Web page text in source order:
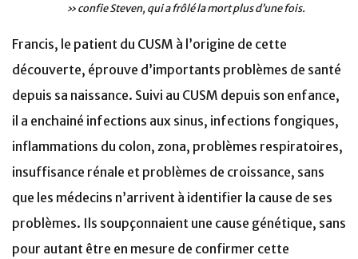
» confie Steven, qui a frôlé la mort plus d’une fois.
Francis, le patient du CUSM à l’origine de cette
découverte, éprouve d’importants problèmes de santé
depuis sa naissance. Suivi au CUSM depuis son enfance,
il a enchainé infections aux sinus, infections fongiques,
inflammations du colon, zona, problèmes respiratoires,
insuffisance rénale et problèmes de croissance, sans
que les médecins n’arrivent à identifier la cause de ses
problèmes. Ils soupçonnaient une cause génétique, sans
pour autant être en mesure de confirmer cette